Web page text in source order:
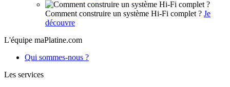
Comment construire un système Hi-Fi complet ? Je
découvre
L'équipe maPlatine.com
Qui sommes-nous ?
Les services